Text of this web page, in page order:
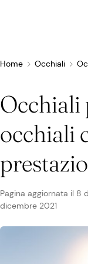
Tutti i
Sindrome da
Infezioni e
Cura
Oculisti
Farmaci e
Terapia visiva
Chirurgia
Lenti a
Occhiali da
Occhiali ad
Storie
Notizie
Newsletter
Cura
Occhiali
Vista e
Ricerche
Home Occhiali
Occhiali
occhiali
Pagina aggiornata il 8
dicembre 2021